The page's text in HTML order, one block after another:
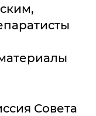
Совета